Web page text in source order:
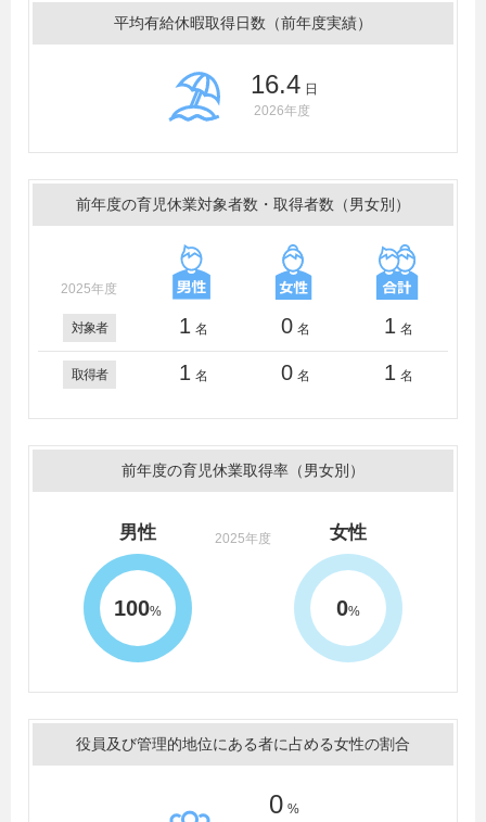
平均有給休暇取得日数（前年度実績）
16.4 日
2026年度
前年度の育児休業対象者数・取得者数（男女別）
2025年度
対象者 1 名 0 名 1 名
取得者 1 名 0 名 1 名
前年度の育児休業取得率（男女別）
2025年度
男性
100%
女性
0%
役員及び管理的地位にある者に占める女性の割合
0 %